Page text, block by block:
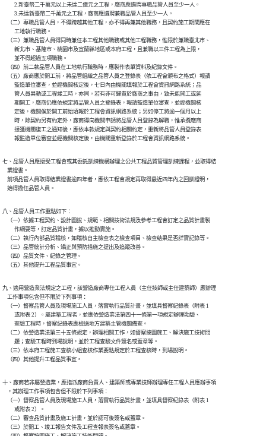
          2.新臺幣二千萬元以上未達二億元之工程，廠商應遴聘專職品管人員至少一人。
          3.未達新臺幣二千萬元之工程，廠商應遴聘兼職品管人員至少一人。
    （二）專職品管人員，不得跨越其他工程，亦不得再兼其他職務，且契約施工期間應在
          工地執行職務。
    （三）兼職品管人員得同時兼任本工程其他職務或其他工程職務，惟限於兼職臺北市、
          新北市、基隆市、桃園市及宜蘭縣地區或本府工程，且兼職以三件工程為上限，
          並不得超過五項職務。
    （四）前二款品管人員在工地執行職務時，應製作表單資料及紀錄文件。
    （五）廠商應於開工前，將品管組織之品管人員之登錄表（依工程會頒布之格式）報請
          監造單位審查，並經機關核定後，七日內由機關填報於工程會資訊網路系統；品
          管人員異動或工程竣工時，亦同。若有非可歸責於廠商之事由，致未能開工或延
          期開工，廠商仍應依規定將品管人員之登錄表，報請監造單位審查，並經機關核
          定後，機關俟於開工前始填報於工程會資訊網路系統；另如停工將逾一個月以上
          時，除契約另有約定外，廠商得向機關申請將品管人員登錄為解職，惟承攬廠商
          接獲機關復工之通知後，應依本款規定與契約相關約定，重新將品管人員登錄表
          報監造單位審查並經機關核定後，由機關重新登錄於工程會資訊網路系統。
七、品管人員應接受工程會或其委託訓練機構辦理之公共工程品質管理訓練課程，並取得結
    業證書。
    前項品管人員取得結業證書逾四年者，應依工程會規定再取得最近四年內之回訓證明，
    始得擔任品管人員。
八、品管人員工作重點如下：
    （一）依據工程契約、設計圖說、規範、相關技術法規及參考工程會訂定之品質計畫製
          作綱要等，訂定品質計畫，據以推動實施。
    （二）執行內部品質稽核，如稽核自主檢查表之檢查項目、檢查結果是否詳實記錄等。
    （三）品管統計分析、矯正與預防措施之提出及追蹤改善。
    （四）品質文件、紀錄之管理。
    （五）其他提升工程品質事宜。
九、適用營造業法規定之工程，該營造廠商專任工程人員（主任技師或主任建築師）應辦理
    工作事項包含但不限於下列事項：
    （一）督察品管人員及現場施工人員，落實執行品質計畫，並填具督察紀錄表（附表 1
          或附表 2）。屬建築工程者，並應依營造業法第四十一條第一項規定辦理勘驗、
          查驗工程時，督察紀錄表應檢送地方建築主管機關備查。
    （二）依營造業法第三十五條規定，辦理相關工作，如督察按圖施工、解決施工技術問
          題；查驗工程時到場說明，並於工程查驗文件簽名或蓋章等。
    （三）依本府工程施工查核小組查核作業要點規定於工程查核時，到場說明。
    （四）其他提升工程品質事宜。
十、廠商若非屬營造業，應指派廠商負責人、建築師或專業技師辦理專任工程人員應辦事項
    ，其辦理工作事項包含但不限於下列事項：
    （一）督察品管人員及現場施工人員，落實執行品質計畫，並填具督察紀錄表（附表 1
          或附表 2）。
    （二）審查品質計畫及施工計畫，並於認可後簽名或蓋章。
    （三）於開工、竣工報告文件及工程查報表簽名或蓋章。